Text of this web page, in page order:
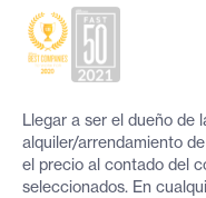
Llegar a ser el dueño de
alquiler/arrendamiento
el precio al contado del
seleccionados. En